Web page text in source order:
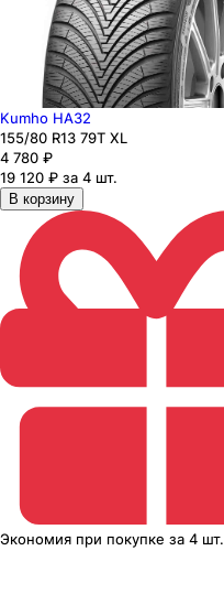
Kumho HA32
155/80 R13 79T XL
4 780 ₽
19 120 ₽ за 4 шт.
В корзину
Экономия при покупке за 4 шт.